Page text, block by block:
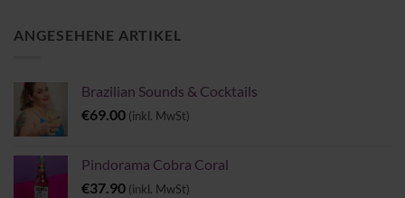
ANGESEHENE ARTIKEL
Brazilian Sounds & Cocktails
€69.00 (inkl. MwSt)
Pindorama Cobra Coral
€37.90 (inkl. MwSt)